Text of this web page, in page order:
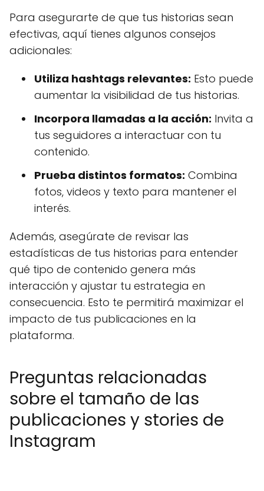
Para asegurarte de que tus historias sean
efectivas, aquí tienes algunos consejos
adicionales:
Utiliza hashtags relevantes: Esto puede
aumentar la visibilidad de tus historias.
Incorpora llamadas a la acción: Invita a
tus seguidores a interactuar con tu
contenido.
Prueba distintos formatos: Combina
fotos, videos y texto para mantener el
interés.
Además, asegúrate de revisar las
estadísticas de tus historias para entender
qué tipo de contenido genera más
interacción y ajustar tu estrategia en
consecuencia. Esto te permitirá maximizar el
impacto de tus publicaciones en la
plataforma.
Preguntas relacionadas
sobre el tamaño de las
publicaciones y stories de
Instagram